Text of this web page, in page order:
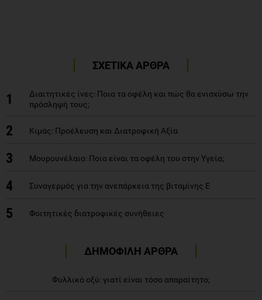
ΣΧΕΤΙΚΑ ΑΡΘΡΑ
1
Διαιτητικές ίνες: Ποια τα οφέλη και πώς θα ενισχύσω την
πρόσληψή τους;
2 Κιμάς: Προέλευση και Διατροφική Αξία
3 Μουρουνέλαιο: Ποια είναι τα οφέλη του στην Υγεία;
4 Συναγερμός για την ανεπάρκεια της βιταμίνης Ε
5 Φοιτητικές διατροφικές συνήθειες
ΔΗΜΟΦΙΛΗ ΑΡΘΡΑ
Φυλλικό οξύ: γιατί είναι τόσο απαραίτητο;